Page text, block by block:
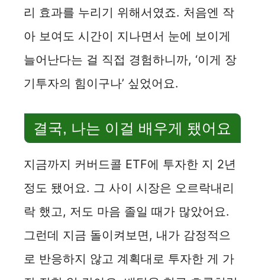
리 효과를 누리기 위해서였죠. 처음엔 작
아 보여도 시간이 지나면서 눈에 보이게
늘어난다는 걸 직접 경험하니까, ‘이게 장
기투자의 힘이구나’ 싶었어요.
결국, 나는 이걸 배우게 됐어요
지금까지 커버드콜 ETF에 투자한 지 2년
정도 됐어요. 그 사이 시장은 오르락내리
락 했고, 저도 마음 졸일 때가 많았어요.
그런데 지금 돌이켜보면, 내가 감정적으
로 반응하지 않고 계획대로 투자한 게 가